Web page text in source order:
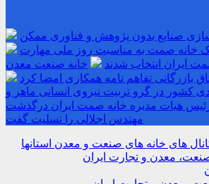
صنایع بدون پژوهش و فناوری ممکن
خانه صمت به مناسبت روز ملی مهارت
ایران انتخاب شدند
خانه صنعت معدن
بازرگانی تفاهم نامه همکاری امضا کرد
کشور در گرو تربیت نیروی انسانی ماهر و
هیات مدیره خانه صمت ایران درگذشت
مهندس اجلالی را تسلیت گفت
های خانه های صنعت و معدن استانها
معدن و تجارت ایران